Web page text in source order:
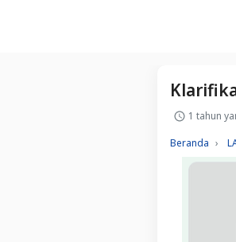
1 tahun
Beranda